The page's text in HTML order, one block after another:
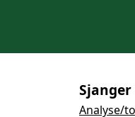
Sjanger
Analyse/